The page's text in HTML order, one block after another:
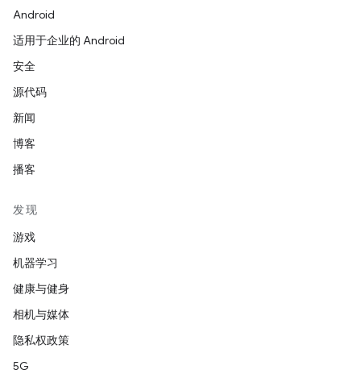
Android
适用于企业的 Android
安全
源代码
新闻
博客
播客
发现
游戏
机器学习
健康与健身
相机与媒体
隐私权政策
5G